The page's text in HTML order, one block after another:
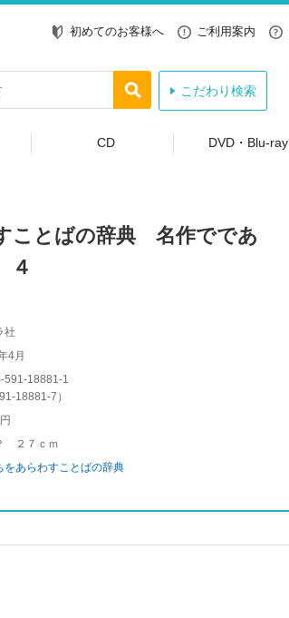
初めてのお客様へ ご利用案内
こだわり検索
CD DVD・Blu-ray
ことばの辞典 名作でであ
４
社
4月
591-18881-1
18881-7 ）
２７ｃｍ
をあらわすことばの辞典